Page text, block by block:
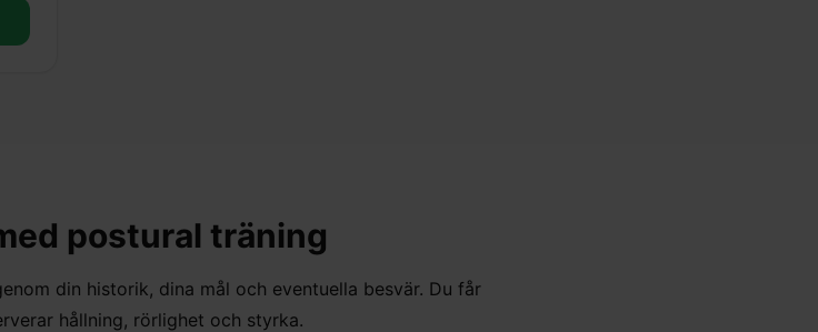
postural träning
din historik, dina mål och eventuella besvär. Du får
hållning, rörlighet och styrka.